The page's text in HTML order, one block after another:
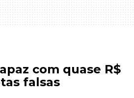
com quase R$
falsas